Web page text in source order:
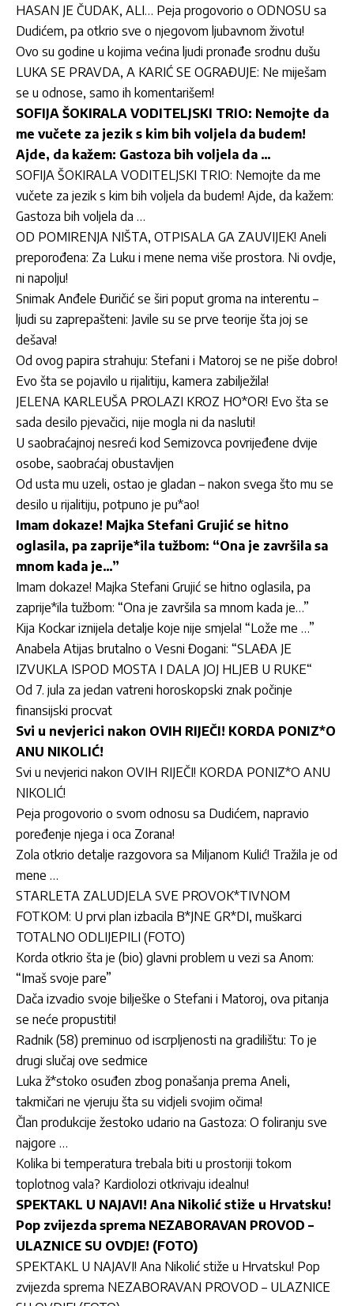
HASAN JE ČUDAK, ALI… Peja progovorio o ODNOSU sa
Dudićem, pa otkrio sve o njegovom ljubavnom životu!
Ovo su godine u kojima većina ljudi pronađe srodnu dušu
LUKA SE PRAVDA, A KARIĆ SE OGRAĐUJE: Ne miješam
se u odnose, samo ih komentarišem!
SOFIJA ŠOKIRALA VODITELJSKI TRIO: Nemojte da
me vučete za jezik s kim bih voljela da budem!
Ajde, da kažem: Gastoza bih voljela da …
SOFIJA ŠOKIRALA VODITELJSKI TRIO: Nemojte da me
vučete za jezik s kim bih voljela da budem! Ajde, da kažem:
Gastoza bih voljela da …
OD POMIRENJA NIŠTA, OTPISALA GA ZAUVIJEK! Aneli
preporođena: Za Luku i mene nema više prostora. Ni ovdje,
ni napolju!
Snimak Anđele Đuričić se širi poput groma na interentu –
ljudi su zaprepašteni: Javile su se prve teorije šta joj se
dešava!
Od ovog papira strahuju: Stefani i Matoroj se ne piše dobro!
Evo šta se pojavilo u rijalitiju, kamera zabilježila!
JELENA KARLEUŠA PROLAZI KROZ HO*OR! Evo šta se
sada desilo pjevačici, nije mogla ni da nasluti!
U saobraćajnoj nesreći kod Semizovca povrijeđene dvije
osobe, saobraćaj obustavljen
Od usta mu uzeli, ostao je gladan – nakon svega što mu se
desilo u rijalitiju, potpuno je pu*ao!
Imam dokaze! Majka Stefani Grujić se hitno
oglasila, pa zaprije*ila tužbom: “Ona je završila sa
mnom kada je…”
Imam dokaze! Majka Stefani Grujić se hitno oglasila, pa
zaprije*ila tužbom: “Ona je završila sa mnom kada je…”
Kija Kockar iznijela detalje koje nije smjela! “Lože me …”
Anabela Atijas brutalno o Vesni Đogani: “SLAĐA JE
IZVUKLA ISPOD MOSTA I DALA JOJ HLJEB U RUKE“
Od 7. jula za jedan vatreni horoskopski znak počinje
finansijski procvat
Svi u nevjerici nakon OVIH RIJEČI! KORDA PONIZ*O
ANU NIKOLIĆ!
Svi u nevjerici nakon OVIH RIJEČI! KORDA PONIZ*O ANU
NIKOLIĆ!
Peja progovorio o svom odnosu sa Dudićem, napravio
poređenje njega i oca Zorana!
Zola otkrio detalje razgovora sa Miljanom Kulić! Tražila je od
mene …
STARLETA ZALUDJELA SVE PROVOK*TIVNOM
FOTKOM: U prvi plan izbacila B*JNE GR*DI, muškarci
TOTALNO ODLIJEPILI (FOTO)
Korda otkrio šta je (bio) glavni problem u vezi sa Anom:
“Imaš svoje pare”
Dača izvadio svoje bilješke o Stefani i Matoroj, ova pitanja
se neće propustiti!
Radnik (58) preminuo od iscrpljenosti na gradilištu: To je
drugi slučaj ove sedmice
Luka ž*stoko osuđen zbog ponašanja prema Aneli,
takmičari ne vjeruju šta su vidjeli svojim očima!
Član produkcije žestoko udario na Gastoza: O foliranju sve
najgore …
Kolika bi temperatura trebala biti u prostoriji tokom
toplotnog vala? Kardiolozi otkrivaju idealnu!
SPEKTAKL U NAJAVI! Ana Nikolić stiže u Hrvatsku!
Pop zvijezda sprema NEZABORAVAN PROVOD –
ULAZNICE SU OVDJE! (FOTO)
SPEKTAKL U NAJAVI! Ana Nikolić stiže u Hrvatsku! Pop
zvijezda sprema NEZABORAVAN PROVOD – ULAZNICE